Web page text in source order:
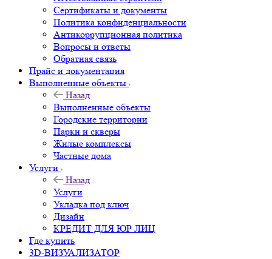
Сертификаты и документы
Политика конфиденциальности
Антикоррупционная политика
Вопросы и ответы
Обратная связь
Прайс и документация
Выполненные объекты
Назад
Выполненные объекты
Городские территории
Парки и скверы
Жилые комплексы
Частные дома
Услуги
Назад
Услуги
Укладка под ключ
Дизайн
КРЕДИТ ДЛЯ ЮР ЛИЦ
Где купить
3D-ВИЗУАЛИЗАТОР